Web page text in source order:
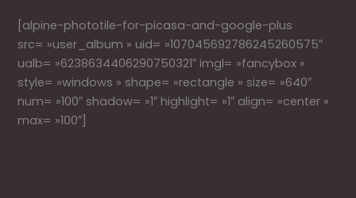
[alpine-phototile-for-picasa-and-google-plus
src= »user_album » uid= »107045692786245260575″
ualb= »6238634406290750321″ imgl= »fancybox »
style= »windows » shape= »rectangle » size= »640″
num= »100″ shadow= »1″ highlight= »1″ align= »center »
max= »100″]